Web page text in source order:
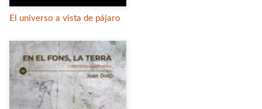
El universo a vista de pájaro